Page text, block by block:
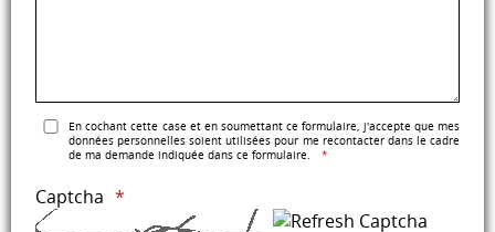
En cochant cette case et en soumettant ce formulaire, j'accepte que mes
données personnelles soient utilisées pour me recontacter dans le cadre
de ma demande indiquée dans ce formulaire.
Captcha